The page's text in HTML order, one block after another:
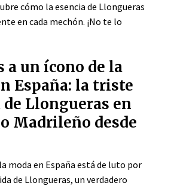
cómo la esencia de Llongueras
en cada mechón. ¡No te lo
a un ícono de la
España: la triste
Llongueras en
Madrileño desde
moda en España está de luto por
de Llongueras, un verdadero